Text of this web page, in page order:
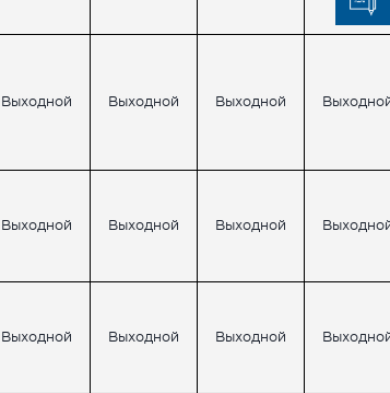
Выходной Выходной Выходной
Выходной Выходной Выходной
Выходной Выходной Выходной